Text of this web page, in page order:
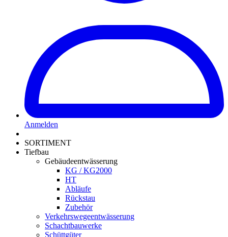
Anmelden
SORTIMENT
Tiefbau
Gebäudeentwässerung
KG / KG2000
HT
Abläufe
Rückstau
Zubehör
Verkehrswegeentwässerung
Schachtbauwerke
Schüttgüter